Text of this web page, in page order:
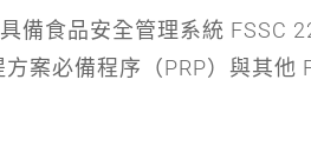
備食品安全管理系統 FSSC
案必備程序（PRP）與其他